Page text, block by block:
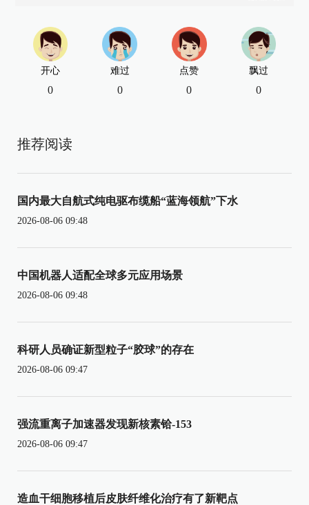
开心
0
难过
0
点赞
0
飘过
0
推荐阅读
国内最大自航式纯电驱布缆船“蓝海领航”下水
2026-08-06 09:48
中国机器人适配全球多元应用场景
2026-08-06 09:48
科研人员确证新型粒子“胶球”的存在
2026-08-06 09:47
强流重离子加速器发现新核素铪-153
2026-08-06 09:47
造血干细胞移植后皮肤纤维化治疗有了新靶点